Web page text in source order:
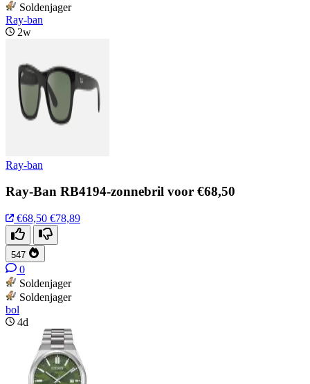
Soldenjager
Ray-ban
2w
Ray-ban
Ray-Ban RB4194-zonnebril voor €68,50
€68,50 €78,89
547
0
Soldenjager
Soldenjager
bol
4d